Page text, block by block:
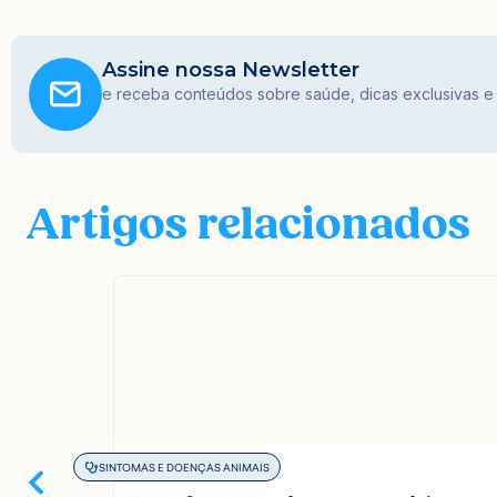
Assine nossa Newsletter
e receba conteúdos sobre saúde, dicas exclusivas
Artigos relacionados
SINTOMAS E DOENÇAS ANIMAIS